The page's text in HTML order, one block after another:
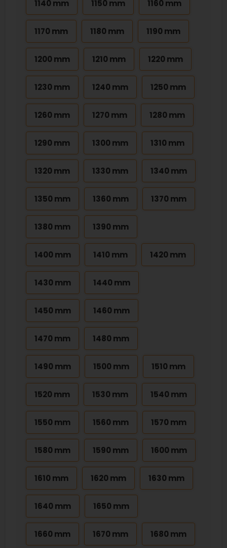
1140 mm 1150 mm 1160 mm
1170 mm 1180 mm 1190 mm
1200 mm 1210 mm 1220 mm
1230 mm 1240 mm 1250 mm
1260 mm 1270 mm 1280 mm
1290 mm 1300 mm 1310 mm
1320 mm 1330 mm 1340 mm
1350 mm 1360 mm 1370 mm
1380 mm 1390 mm
1400 mm 1410 mm 1420 mm
1430 mm 1440 mm
1450 mm 1460 mm
1470 mm 1480 mm
1490 mm 1500 mm 1510 mm
1520 mm 1530 mm 1540 mm
1550 mm 1560 mm 1570 mm
1580 mm 1590 mm 1600 mm
1610 mm 1620 mm 1630 mm
1640 mm 1650 mm
1660 mm 1670 mm 1680 mm